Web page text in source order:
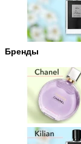
Бренды